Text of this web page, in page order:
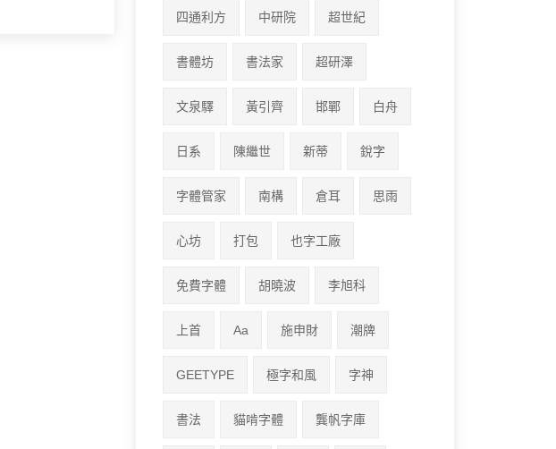
四通利方 中研院 超世紀
書體坊 書法家 超研澤
文泉驛 黃引齊 邯鄲 白舟
日系 陳繼世 新蒂 銳字
字體管家 南構 倉耳 思雨
心坊 打包 也字工廠
免費字體 胡曉波 李旭科
上首 Aa 施申財 潮牌
GEETYPE 極字和風 字神
書法 貓啃字體 龔帆字庫